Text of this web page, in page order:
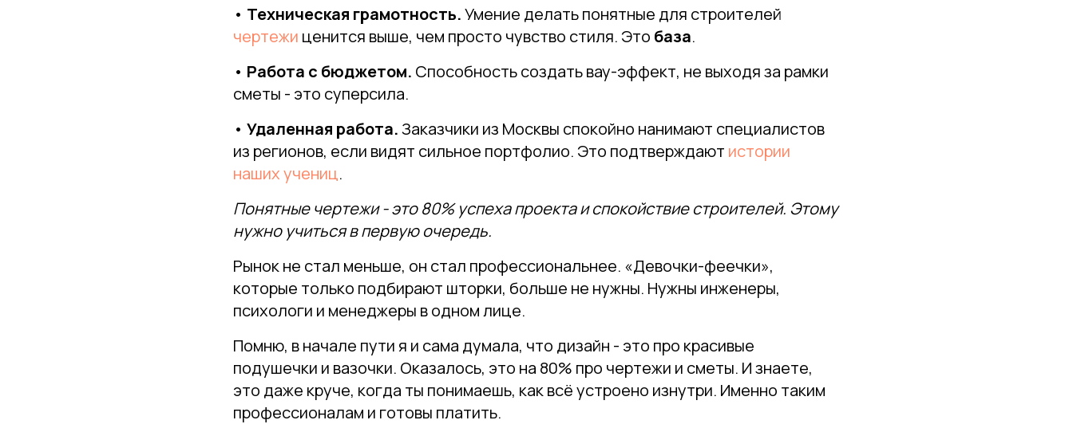
• Техническая грамотность.Умение делать понятные для строителей
чертежи ценится выше, чем просто чувство стиля. Это база.
• Работа с бюджетом. Способность создать вау-эффект, не выходя за рамки
сметы - это суперсила.
• Удаленная работа.Заказчики из Москвы спокойно нанимают специалистов
из регионов, если видят сильное портфолио. Это подтверждают истории
наших учениц.
Понятные чертежи - это 80% успеха проекта и спокойствие строителей. Этому
нужно учиться в первую очередь.
Рынок не стал меньше, он стал профессиональнее. «Девочки-феечки»,
которые только подбирают шторки, больше не нужны. Нужны инженеры,
психологи и менеджеры в одном лице.
Помню, в начале пути я и сама думала, что дизайн - это про красивые
подушечки и вазочки. Оказалось, это на 80% про чертежи и сметы. И знаете,
это даже круче, когда ты понимаешь, как всё устроено изнутри. Именно таким
профессионалам и готовы платить.